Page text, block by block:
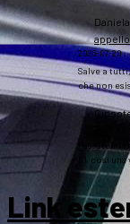
Daniela
appello
2026-07-20
Salve a
che non
lì), così
Link